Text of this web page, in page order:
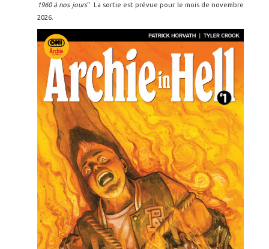
1960 à nos jours". La sortie est prévue pour le mois de novembre
2026.